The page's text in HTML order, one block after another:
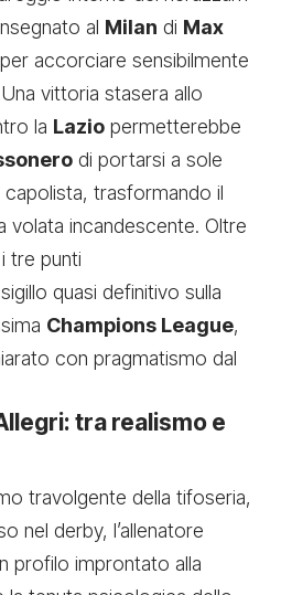
al Milan di Max
accorciare sensibilmente
vittoria stasera allo
la Lazio permetterebbe
di portarsi a sole
capolista, trasformando il
volata incandescente. Oltre
tre punti
quasi definitivo sulla
Champions League,
con pragmatismo dal
tra realismo e
travolgente della tifoseria,
nel derby, l’allenatore
profilo improntato alla